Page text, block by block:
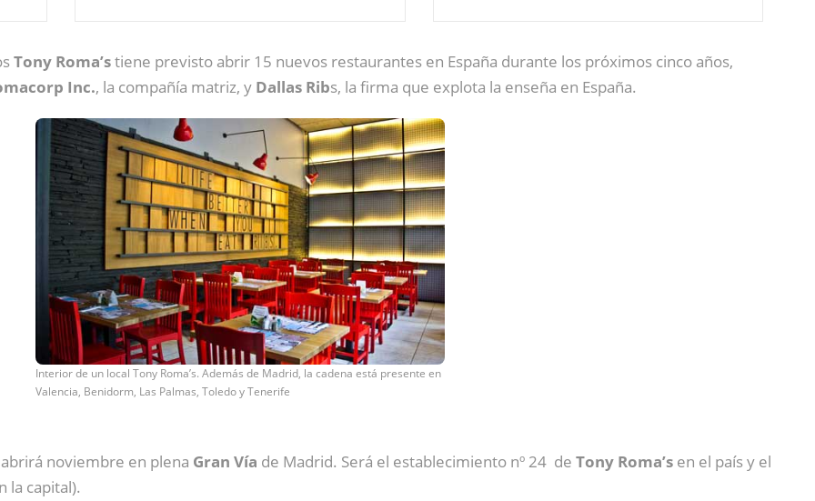
Tony Roma’stiene previsto abrir 15 nuevos restaurantes en España durante los próximos cinco años,
Inc., la compañía matriz, y Dallas Ribs, la firma que explota la enseña en España.
Interior de un local Tony Roma’s. Además de Madrid, la cadena está presente en
Valencia, Benidorm, Las Palmas, Toledo y Tenerife
noviembre en plena Gran Vía de Madrid. Será el establecimiento nº 24 de Tony Roma’s en el país y el
la capital).